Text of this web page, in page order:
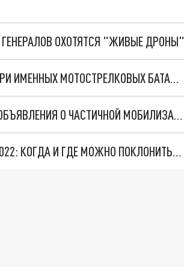
ОХОТЯТСЯ "ЖИВЫЕ ДРОНЫ"
ПЕТЕРБУРГ ПОДГОТОВИЛ ДЛЯ ОТПРАВКИ НА УКРАИНУ ТРИ ИМЕННЫХ МОТОСТРЕЛКОВЫХ БАТАЛЬОНА
ЧТО ПРОИСХОДИТ В ВОЕНКОМАТАХ ПЕТЕРБУРГА ПОСЛЕ ОБЪЯВЛЕНИЯ О ЧАСТИЧНОЙ МОБИЛИЗАЦИИ
МОЩИ СЕРГИЯ РАДОНЕЖСКОГО В САНКТ-ПЕТЕРБУРГЕ 2022: КОГДА И ГДЕ МОЖНО ПОКЛОНИТЬСЯ СВЯТЫНЕ